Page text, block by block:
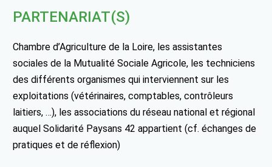
PARTENARIAT(S)
Chambre d’Agriculture de la Loire, les assistantes
sociales de la Mutualité Sociale Agricole, les techniciens
des différents organismes qui interviennent sur les
exploitations (vétérinaires, comptables, contrôleurs
laitiers, …), les associations du réseau national et régional
auquel Solidarité Paysans 42 appartient (cf. échanges de
pratiques et de réflexion)